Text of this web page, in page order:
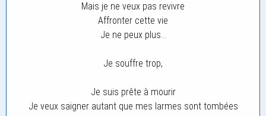
Mais je ne veux pas revivre
Affronter cette vie
Je ne peux plus…
Je souffre trop,
Je suis prête à mourir
Je veux saigner autant que mes larmes sont tombées